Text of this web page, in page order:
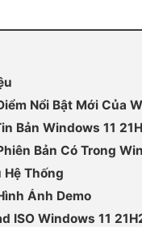
Nổi Bật Mới Của
Bản Windows 11
Bản Có Trong
Hệ Thống
Ảnh Demo
ISO Windows 11